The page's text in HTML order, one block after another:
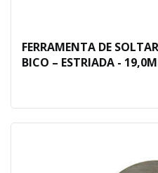
FERRAMENTA DE
BICO – ESTRIADA -